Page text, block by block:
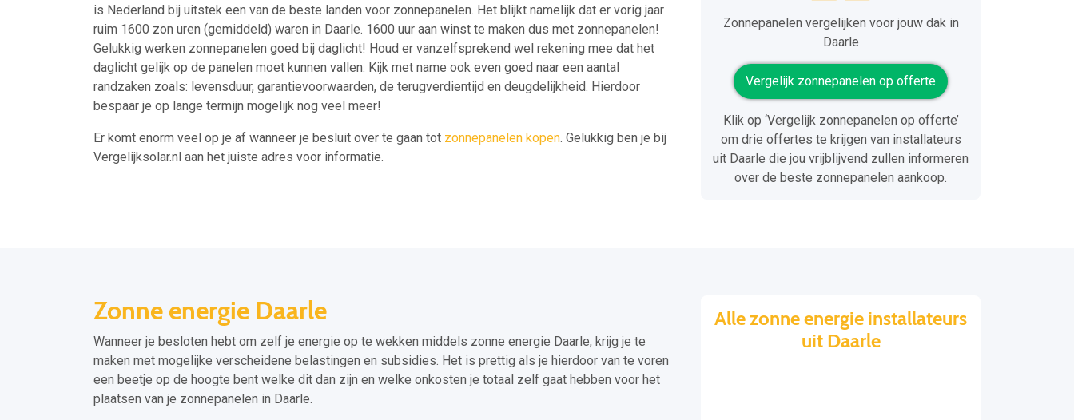
is Nederland bij uitstek een van de beste landen voor zonnepanelen. Het blijkt namelijk dat er vorig jaar
ruim 1600 zon uren (gemiddeld) waren in Daarle. 1600 uur aan winst te maken dus met zonnepanelen!
Gelukkig werken zonnepanelen goed bij daglicht! Houd er vanzelfsprekend wel rekening mee dat het
daglicht gelijk op de panelen moet kunnen vallen. Kijk met name ook even goed naar een aantal
randzaken zoals: levensduur, garantievoorwaarden, de terugverdientijd en deugdelijkheid. Hierdoor
bespaar je op lange termijn mogelijk nog veel meer!
Er komt enorm veel op je af wanneer je besluit over te gaan tot zonnepanelen kopen. Gelukkig ben je bij
Vergelijksolar.nl aan het juiste adres voor informatie.
Zonnepanelen vergelijken voor jouw dak in
Daarle
Vergelijk zonnepanelen op offerte
Klik op ‘Vergelijk zonnepanelen op offerte’
om drie offertes te krijgen van installateurs
uit Daarle die jou vrijblijvend zullen informeren
over de beste zonnepanelen aankoop.
Zonne energie Daarle
Wanneer je besloten hebt om zelf je energie op te wekken middels zonne energie Daarle, krijg je te
maken met mogelijke verscheidene belastingen en subsidies. Het is prettig als je hierdoor van te voren
een beetje op de hoogte bent welke dit dan zijn en welke onkosten je totaal zelf gaat hebben voor het
plaatsen van je zonnepanelen in Daarle.
Alle zonne energie installateurs
uit Daarle